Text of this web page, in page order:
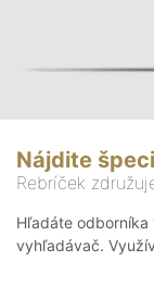
Nájdite
Rebríček
Hľadáte odborníka
vyhľadávač.